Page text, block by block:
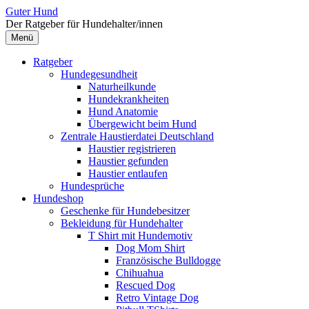
Zum
Inhalt
überspringen
Guter Hund
Der Ratgeber für Hundehalter/innen
Menü
Ratgeber
Hundegesundheit
Naturheilkunde
Hundekrankheiten
Hund Anatomie
Übergewicht beim Hund
Zentrale Haustierdatei Deutschland
Haustier registrieren
Haustier gefunden
Haustier entlaufen
Hundesprüche
Hundeshop
Geschenke für Hundebesitzer
Bekleidung für Hundehalter
T Shirt mit Hundemotiv
Dog Mom Shirt
Französische Bulldogge
Chihuahua
Rescued Dog
Retro Vintage Dog